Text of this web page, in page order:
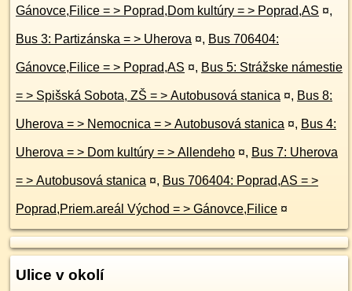
Gánovce,Filice = > Poprad,Dom kultúry = > Poprad,AS ¤,
Bus 3: Partizánska = > Uherova ¤, Bus 706404:
Gánovce,Filice = > Poprad,AS ¤, Bus 5: Strážske námestie
= > Spišská Sobota, ZŠ = > Autobusová stanica ¤, Bus 8:
Uherova = > Nemocnica = > Autobusová stanica ¤, Bus 4:
Uherova = > Dom kultúry = > Allendeho ¤, Bus 7: Uherova
= > Autobusová stanica ¤, Bus 706404: Poprad,AS = >
Poprad,Priem.areál Východ = > Gánovce,Filice ¤
Ulice v okolí